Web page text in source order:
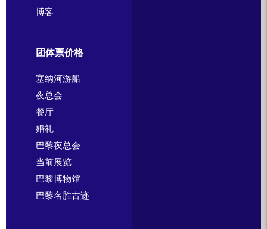
博客
团体票价格
塞纳河游船
夜总会
餐厅
婚礼
巴黎夜总会
当前展览
巴黎博物馆
巴黎名胜古迹